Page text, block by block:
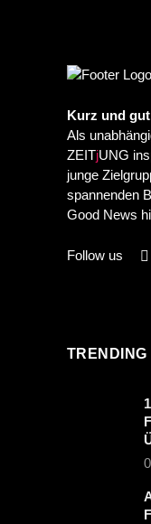
Kurz und
Als
ZEITjUNG
junge
spannenden
Good News
Follow us
TRENDING